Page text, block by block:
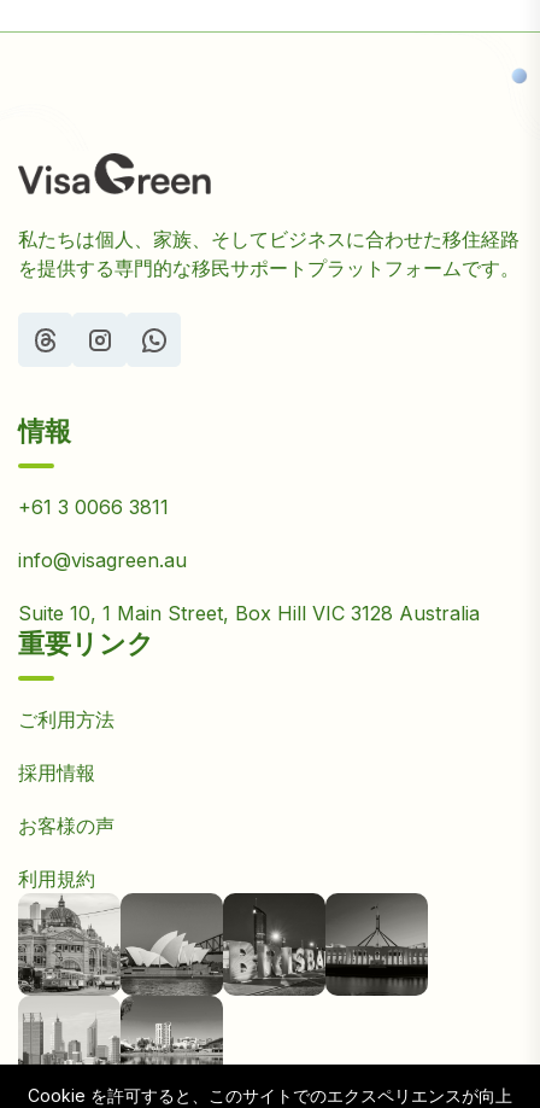
私たちは個人、家族、そしてビジネスに合わせた移住経路
を提供する専門的な移民サポートプラットフォームです。
情報
+61 3 0066 3811
info@visagreen.au
Suite 10, 1 Main Street, Box Hill VIC 3128 Australia
重要リンク
ご利用方法
採用情報
お客様の声
利用規約
Cookie を許可すると、このサイトでのエクスペリエンスが向上